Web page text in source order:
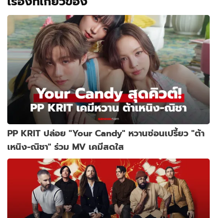
PP KRIT ปล่อย "Your Candy" หวานซ่อนเปรี้ยว "ต้า
เหนิง-ณิชา" ร่วม MV เคมีสดใส